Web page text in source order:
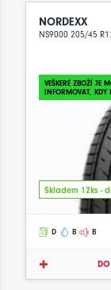
NORDEXX
NS9000 205/45
VEŠKERÉ ZBOŽÍ JE
INFORMOVAT, KDY
Skladem 12ks -
D B B